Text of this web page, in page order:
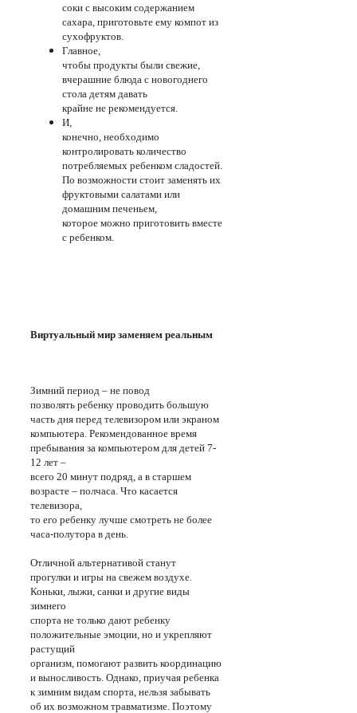
соки с высоким содержанием
сахара, приготовьте ему компот из
сухофруктов.
Главное,
чтобы продукты были свежие,
вчерашние блюда с новогоднего
стола детям давать
крайне не рекомендуется.
И,
конечно, необходимо
контролировать количество
потребляемых ребенком сладостей.
По возможности стоит заменять их
фруктовыми салатами или
домашним печеньем,
которое можно приготовить вместе
с ребенком.
Виртуальный мир заменяем реальным
Зимний период – не повод
позволять ребенку проводить большую
часть дня перед телевизором или экраном
компьютера. Рекомендованное время
пребывания за компьютером для детей 7-
12 лет –
всего 20 минут подряд, а в старшем
возрасте – полчаса. Что касается
телевизора,
то его ребенку лучше смотреть не более
часа-полутора в день.
Отличной альтернативой станут
прогулки и игры на свежем воздухе.
Коньки, лыжи, санки и другие виды
зимнего
спорта не только дают ребенку
положительные эмоции, но и укрепляют
растущий
организм, помогают развить координацию
и выносливость. Однако, приучая ребенка
к зимним видам спорта, нельзя забывать
об их возможном травматизме. Поэтому